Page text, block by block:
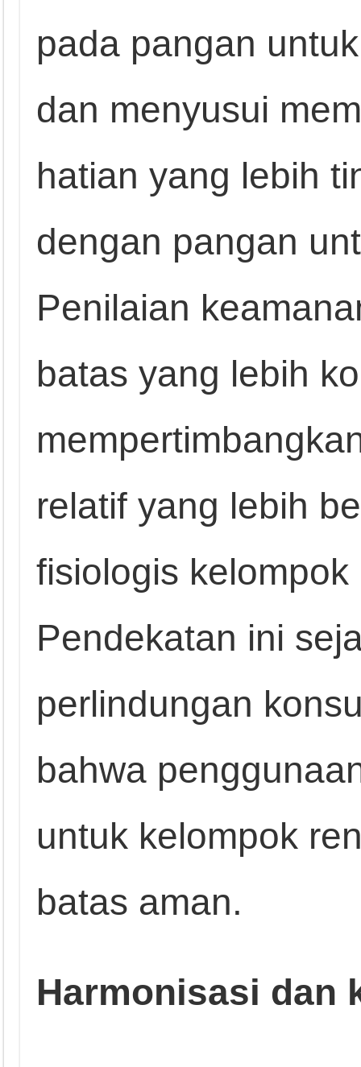
pada pangan
dan menyusui
hatian yang lebih
dengan pangan
Penilaian
batas yang lebih
relatif yang lebih
fisiologis
Pendekatan ini
perlindungan
bahwa
untuk kelompok
batas aman.
Harmonisasi dan